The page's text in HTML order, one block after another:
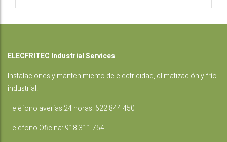
ELECFRITEC Industrial Services
Instalacionesy mantenimiento de electricidad, climatización y frío
industrial.
Teléfono averías 24 horas: 622 844 450
Teléfono Oficina: 918 311 754